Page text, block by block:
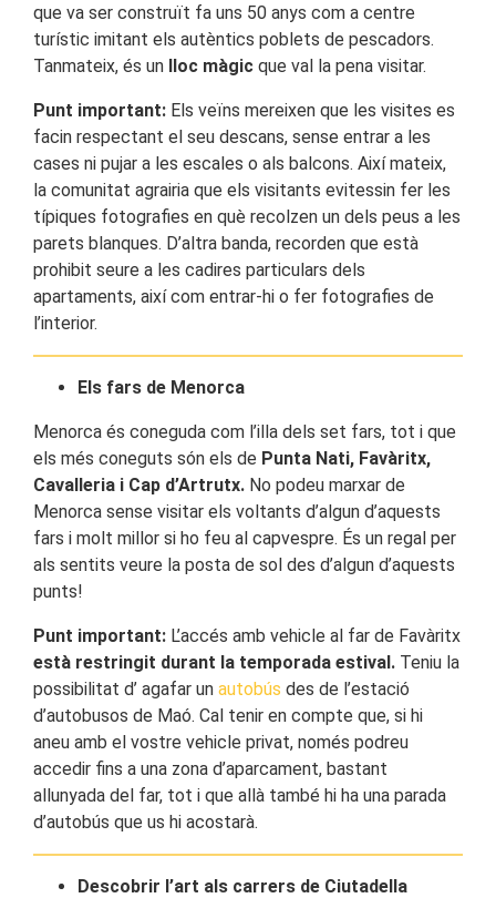
que va ser construït fa uns 50 anys com a centre
turístic imitant els autèntics poblets de pescadors.
Tanmateix, és un lloc màgic que val la pena visitar.
Punt important: Els veïns mereixen que les visites es
facin respectant el seu descans, sense entrar a les
cases ni pujar a les escales o als balcons. Així mateix,
la comunitat agrairia que els visitants evitessin fer les
típiques fotografies en què recolzen un dels peus a les
parets blanques. D’altra banda, recorden que està
prohibit seure a les cadires particulars dels
apartaments, així com entrar-hi o fer fotografies de
l’interior.
Els fars de Menorca
Menorca és coneguda com l’illa dels set fars, tot i que
els més coneguts són els de Punta Nati, Favàritx,
Cavalleria i Cap d’Artrutx. No podeu marxar de
Menorca sense visitar els voltants d’algun d’aquests
fars i molt millor si ho feu al capvespre. És un regal per
als sentits veure la posta de sol des d’algun d’aquests
punts!
Punt important: L’accés amb vehicle al far de Favàritx
està restringit durant la temporada estival. Teniu la
possibilitat d’ agafar un autobús des de l’estació
d’autobusos de Maó. Cal tenir en compte que, si hi
aneu amb el vostre vehicle privat, només podreu
accedir fins a una zona d’aparcament, bastant
allunyada del far, tot i que allà també hi ha una parada
d’autobús que us hi acostarà.
Descobrir l’art als carrers de Ciutadella